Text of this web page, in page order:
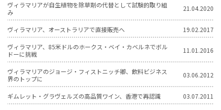
ヴィラマリアが自生植物を除草剤の代替として試験的取り組
み
21.04.2020
ヴィラマリア、オーストラリアで直接販売へ 19.02.2017
ヴィラマリア、85米ドルのホークス・ベイ・カベルネでボル
ドーに挑戦
11.01.2016
ヴィラマリアのジョージ・フィストニッチ卿、飲料ビジネス
界のトップに
03.06.2012
ギムレット・グラヴェルズの高品質ワイン、香港で再認識 03.07.2011